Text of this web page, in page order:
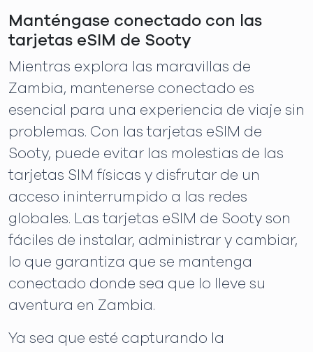
Manténgase conectado con las
tarjetas eSIM de Sooty
Mientras explora las maravillas de
Zambia, mantenerse conectado es
esencial para una experiencia de viaje sin
problemas. Con las tarjetas eSIM de
Sooty, puede evitar las molestias de las
tarjetas SIM físicas y disfrutar de un
acceso ininterrumpido a las redes
globales. Las tarjetas eSIM de Sooty son
fáciles de instalar, administrar y cambiar,
lo que garantiza que se mantenga
conectado donde sea que lo lleve su
aventura en Zambia.
Ya sea que esté capturando la